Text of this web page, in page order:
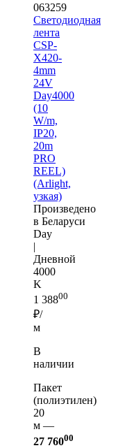
063259
Светодиодная
лента
CSP-
X420-
4mm
24V
Day4000
(10
W/m,
IP20,
20m
PRO
REEL)
(Arlight,
узкая)
Произведено
в Беларуси
Day
|
Дневной
4000
K
1 38800
₽/
м
В
наличии
Пакет
(полиэтилен)
20
м —
27 76000